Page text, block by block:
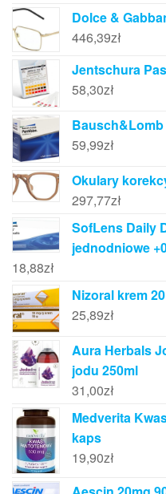
Dolce &
446,39zł
Jentschura
58,30zł
59,99zł
Okulary
297,77zł
SofLens Daily
jednodniowe
18,88zł
Nizoral krem
25,89zł
Aura Herbals
jodu 250ml
31,00zł
Medverita
kaps
19,90zł